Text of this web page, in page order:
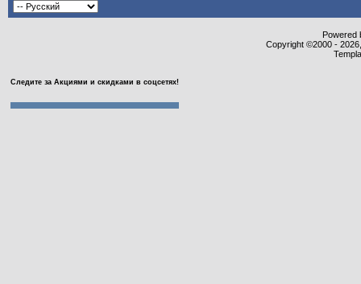
Powered
Copyright ©2000 -
Следите за Акциями и скидками в соцсетях!